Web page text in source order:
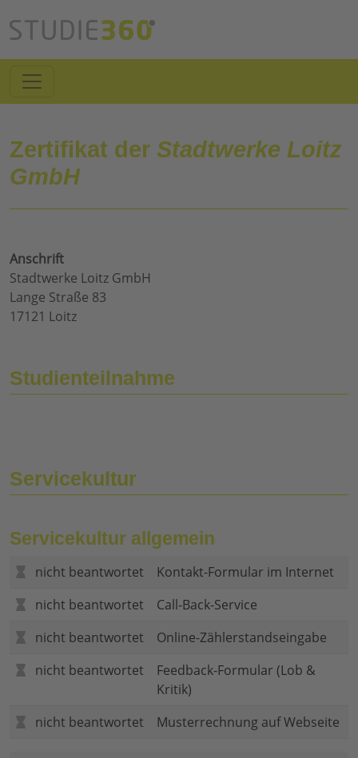
Zertifikat der Stadtwerke Loitz
GmbH
Anschrift
Stadtwerke Loitz GmbH
Lange Straße 83
17121 Loitz
Studienteilnahme
Servicekultur
Servicekultur allgemein
nicht beantwortet
Kontakt-Formular im Internet
nicht beantwortet
Call-Back-Service
nicht beantwortet
Online-Zählerstandseingabe
nicht beantwortet
Feedback-Formular (Lob &
Kritik)
nicht beantwortet
Musterrechnung auf Webseite